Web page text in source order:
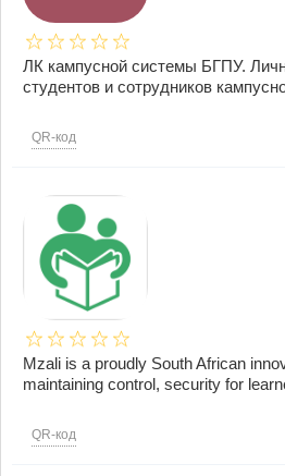
ЛК кампусной системы БГПУ.
студентов и сотрудников
QR-код
Mzali is a proudly South African
maintaining control, security for
QR-код